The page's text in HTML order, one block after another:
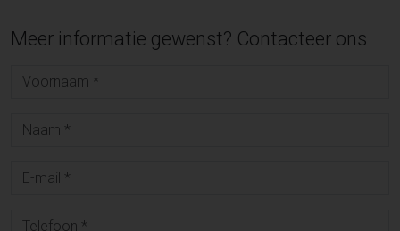
Meer informatie gewenst? Contacteer ons